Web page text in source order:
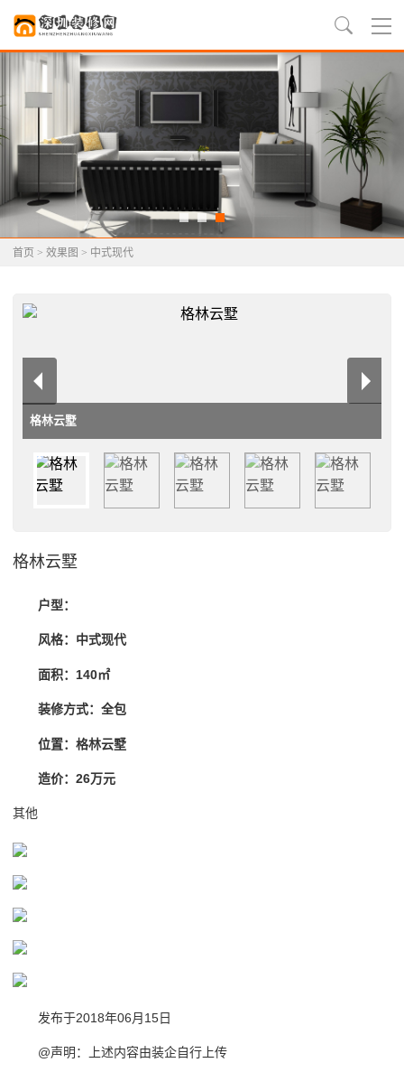
首页 > 效果图 > 中式现代
格林云墅
格林云墅
户型：
风格：中式现代
面积：140㎡
装修方式：全包
位置：格林云墅
造价：26万元
其他
发布于2018年06月15日
@声明：上述内容由装企自行上传